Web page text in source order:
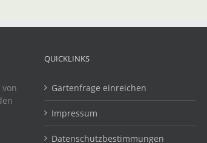
QUICKLINKS
Gartenfrage einreichen
Impressum
Datenschutzbestimmungen